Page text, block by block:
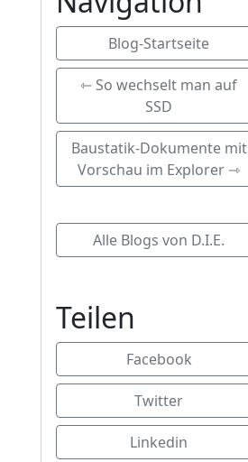
Blog-Startseite
⇽ So wechselt man auf
SSD
Baustatik-Dokumente mit
Vorschau im Explorer ⇾
Alle Blogs von D.I.E.
Teilen
Facebook
Twitter
Linkedin